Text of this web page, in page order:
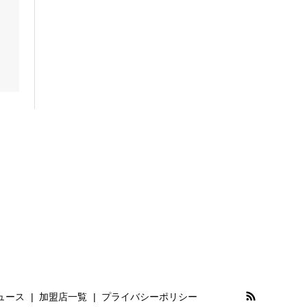
ース 加盟店一覧 プライバシーポリシー